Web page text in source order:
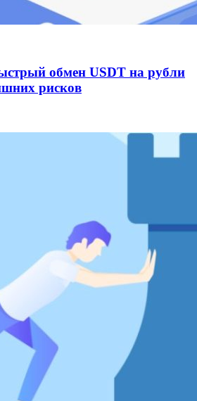
обмен USDT на рубли
рисков